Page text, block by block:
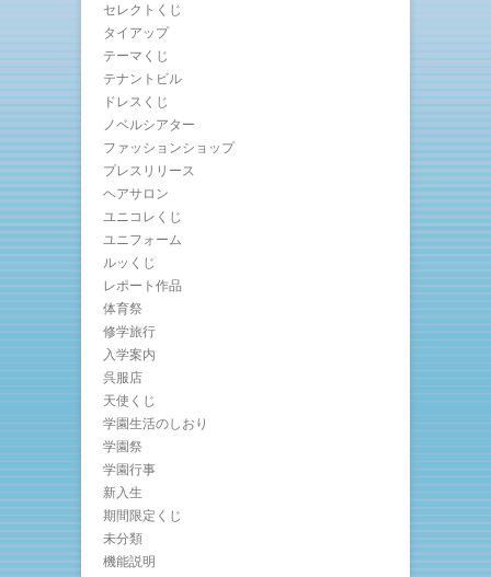
セレクトくじ
タイアップ
テーマくじ
テナントビル
ドレスくじ
ノベルシアター
ファッションショップ
プレスリリース
ヘアサロン
ユニコレくじ
ユニフォーム
ルッくじ
レポート作品
体育祭
修学旅行
入学案内
呉服店
天使くじ
学園生活のしおり
学園祭
学園行事
新入生
期間限定くじ
未分類
機能説明